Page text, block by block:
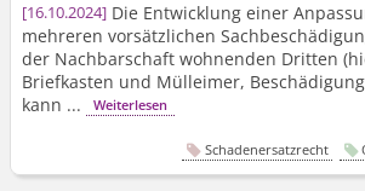
16.10.2024 Die Entwicklung einer
mehreren vorsätzlichen
der Nachbarschaft wohnenden Dritten
Briefkasten und Mülleimer,
kann ...
Weiterlesen
Schadenersatzrecht